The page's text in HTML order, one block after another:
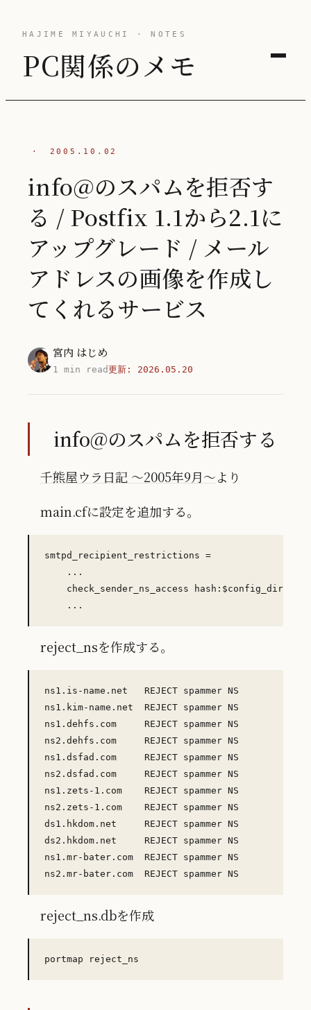
HAJIME MIYAUCHI · NOTES
PC関係のメモ
· 2005.10.02
info@のスパムを拒否す
る / Postfix 1.1から2.1に
アップグレード / メール
アドレスの画像を作成し
てくれるサービス
宮内 はじめ
1 min read更新: 2026.05.20
info@のスパムを拒否する
千熊屋ウラ日記 〜2005年9月〜より
main.cfに設定を追加する。
smtpd_recipient_restrictions =
    ...
check_sender_ns_access
reject_nsを作成する。
ns1.is-name.net   REJECT spammer NS
ns1.kim-name.net  REJECT spammer NS
ns1.dehfs.com     REJECT spammer NS
ns2.dehfs.com     REJECT spammer NS
ns1.dsfad.com     REJECT spammer NS
ns2.dsfad.com     REJECT spammer NS
ns1.zets-1.com    REJECT spammer NS
ns2.zets-1.com    REJECT spammer NS
ds1.hkdom.net     REJECT spammer NS
ds2.hkdom.net     REJECT spammer NS
ns1.mr-bater.com  REJECT spammer NS
reject_ns.dbを作成